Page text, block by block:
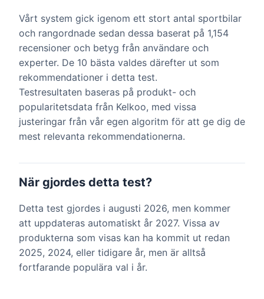
Vårt system gick igenom ett stort antal sportbilar
och rangordnade sedan dessa baserat på 1,154
recensioner och betyg från användare och
experter. De 10 bästa valdes därefter ut som
rekommendationer i detta test.
Testresultaten baseras på produkt- och
popularitetsdata från Kelkoo, med vissa
justeringar från vår egen algoritm för att ge dig de
mest relevanta rekommendationerna.
När gjordes detta test?
Detta test gjordes i augusti 2026, men kommer
att uppdateras automatiskt år 2027. Vissa av
produkterna som visas kan ha kommit ut redan
2025, 2024, eller tidigare år, men är alltså
fortfarande populära val i år.